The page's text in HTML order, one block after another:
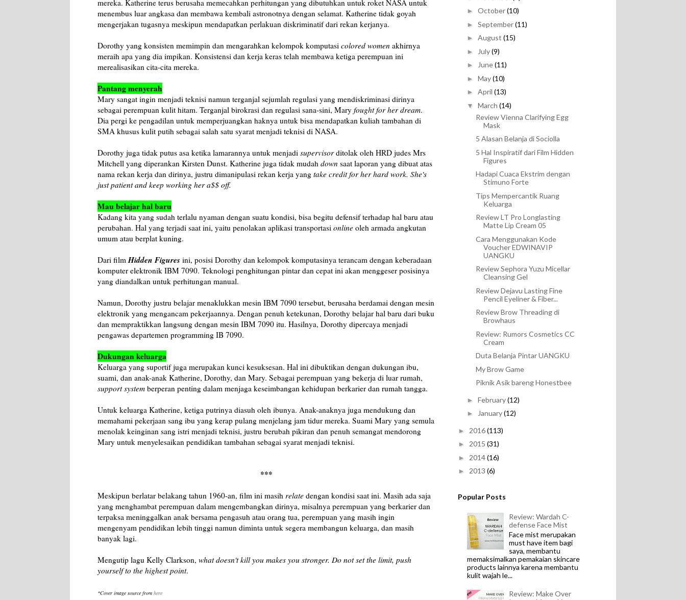
mereka. Katherine terus berusaha memecahkan perhitungan yang dibutuhkan untuk roket NASA untuk
menembus luar angkasa dan membawa kembali astronotnya dengan selamat. Katherine tidak goyah
mengerjakan tugasnya meskipun mendapatkan perlakuan diskriminatif dari rekan kerjanya.
Dorothy yang konsisten memimpin dan mengarahkan kelompok komputasi colored women akhirnya
meraih apa yang dia impikan. Konsistensi dan kerja keras telah membawa ketiga perempuan ini
merealisasikan cita-cita mereka.
Pantang menyerah
Mary sangat ingin menjadi teknisi namun terganjal sejumlah regulasi yang mendiskriminasi dirinya
sebagai perempuan kulit hitam. Terganjal birokrasi dan regulasi sana-sini, Mary fought for her dream.
Dia pergi ke pengadilan untuk memperjuangkan haknya untuk bisa mendapatkan kuliah tambahan di
SMA khusus kulit putih sebagai salah satu syarat menjadi teknisi di NASA.
Dorothy juga tidak putus asa ketika lamarannya untuk menjadi supervisorditolak oleh HRD judes Mrs
Mitchell yang diperankan Kirsten Dunst. Katherine juga tidak mudah down saat laporan yang dibuat atas
nama rekan kerja dan dirinya, justru dimanipulasi rekan kerja yang take credit for her hard work. She's
just patient and keep working her a$$ off.
Mau belajar hal baru
Kadang kita yang sudah terlalu nyaman dengan suatu kondisi, bisa begitu defensif terhadap hal baru atau
perubahan. Hal yang terjadi saat ini, yaitu penolakan aplikasi transportasi online oleh armada angkutan
umum atau berplat kuning.
Dari filmHidden Figures ini, posisi Dorothy dan kelompok komputasinya terancam dengan keberadaan
komputer elektronik IBM 7090. Teknologi penghitungan pintar dan cepat ini akan menggeser posisinya
yang diandalkan untuk perhitungan manual.
Namun, Dorothy justru belajar menaklukkan mesin IBM 7090 tersebut, berusaha berdamai dengan mesin
elektronik yang mengancam pekerjaannya. Dengan penuh ketekunan, Dorothy belajar hal baru dari buku
dan mempraktikkan langsung dengan mesin IBM 7090 itu. Hasilnya, Dorothy dipercaya menjadi
pengawas departemen programming IB 7090.
Dukungan keluarga
Keluarga yang suportif juga merupakan kunci kesuksesan. Hal ini dibuktikan dengan dukungan ibu,
suami, dan anak-anak Katherine, Dorothy, dan Mary. Sebagai perempuan yang bekerja di luar rumah,
support system berperan penting dalam menjaga keseimbangan kehidupan berkarier dan rumah tangga.
Untuk keluarga Katherine, ketiga putrinya diasuh oleh ibunya. Anak-anaknya juga mendukung dan
memahami pekerjaan sang ibu yang kerap pulang menjelang jam tidur mereka. Suami Mary yang semula
menolak keinginan sang istri menjadi teknisi, justru berubah pikiran dan penuh semangat mendorong
Mary untuk menyelesaikan pendidikan tambahan sebagai syarat menjadi teknisi.
***
Meskipun berlatar belakang tahun 1960-an, film ini masih relate dengan kondisi saat ini. Masih ada saja
yang menghambat perempuan dalam mengembangkan dirinya, misalnya perempuan yang berkarier dan
terpaksa meninggalkan anak bersama pengasuh atau orang tua, perempuan yang masih ingin
mengenyam pendidikan lebih tinggi namun diminta untuk segera membangun keluarga, dan masih
banyak lagi.
Mengutip lagu Kelly Clarkson, what doesn't kill you makes you stronger. Do not set the limit, push
yourself to the highest point.
*Cover image source from here
► October(10)
► September(11)
► August (15)
► July(9)
► June(11)
► May(10)
► April (13)
▼ March (14)
Review Vienna Clarifying Egg
Mask
5 Alasan Belanja di Sociolla
5 Hal Inspiratif dari Film Hidden
Figures
Hadapi Cuaca Ekstrim dengan
Stimuno Forte
Tips Mempercantik Ruang
Keluarga
Review LT Pro Longlasting
Matte Lip Cream 05
Cara Menggunakan Kode
Voucher EDWINAVIP
UANGKU
Review Sephora Yuzu Micellar
Cleansing Gel
Review Dejavu Lasting Fine
Pencil Eyeliner & Fiber...
Review Brow Threading di
Browhaus
Review: Rumors Cosmetics CC
Cream
Duta Belanja Pintar UANGKU
My Brow Game
Piknik Asik bareng Honestbee
► February(12)
► January(12)
► 2016(113)
► 2015 (31)
► 2014(16)
► 2013 (6)
Popular Posts
Review: Wardah C-
defense Face Mist
Face mist merupakan
must have item bagi
saya, membantu
memaksimalkan pemakaian skincare
products lainnya karena membantu
kulit wajah le...
Review: Make Over